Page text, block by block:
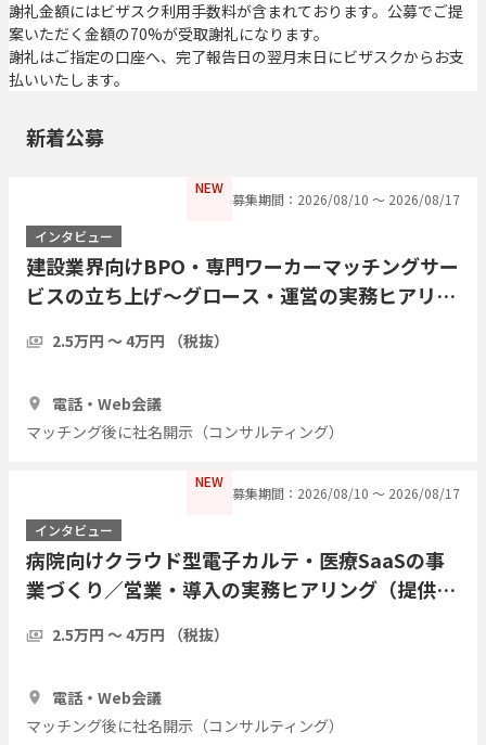
謝礼金額にはビザスク利用手数料が含まれております。公募でご提
案いただく金額の70%が受取謝礼になります。
謝礼はご指定の口座へ、完了報告日の翌月末日にビザスクからお支
払いいたします。
新着公募
NEW
募集期間：2026/08/10 〜 2026/08/17
インタビュー
建設業界向けBPO・専門ワーカーマッチングサー
ビスの立ち上げ〜グロース・運営の実務ヒアリン
ず）2.5万円 〜 4万円 （税抜）
電話・Web会議
マッチング後に社名開示（コンサルティング）
NEW
募集期間：2026/08/10 〜 2026/08/17
インタビュー
病院向けクラウド型電子カルテ・医療SaaSの事
業づくり／営業・導入の実務ヒアリング（提供・
2.5万円 〜 4万円 （税抜）
電話・Web会議
マッチング後に社名開示（コンサルティング）